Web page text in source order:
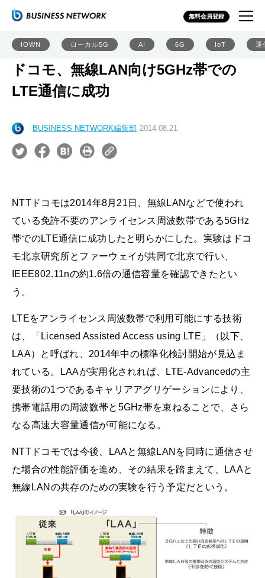
無料会員登録
IOWN ローカル5G AI 6G IoT 通
ドコモ、無線LAN向け5GHz帯での
LTE通信に成功
BUSINESS NETWORK編集部 2014.08.21
NTTドコモは2014年8月21日、無線LANなどで使われ
ている免許不要のアンライセンス周波数帯である5GHz
帯でのLTE通信に成功したと明らかにした。実験はドコ
モ北京研究所とファーウェイが共同で北京で行い、
IEEE802.11nの約1.6倍の通信容量を確認できたとい
う。
LTEをアンライセンス周波数帯で利用可能にする技術
は、「Licensed Assisted Access using LTE」（以下、
LAA）と呼ばれ、2014年中の標準化検討開始が見込ま
れている。LAAが実用化されれば、LTE-Advancedの主
要技術の1つであるキャリアアグリゲーションにより、
携帯電話用の周波数帯と5GHz帯を束ねることで、さら
なる高速大容量通信が可能になる。
NTTドコモでは今後、LAAと無線LANを同時に通信させ
た場合の性能評価を進め、その結果を踏まえて、LAAと
無線LANの共存のための実験を行う予定だという。